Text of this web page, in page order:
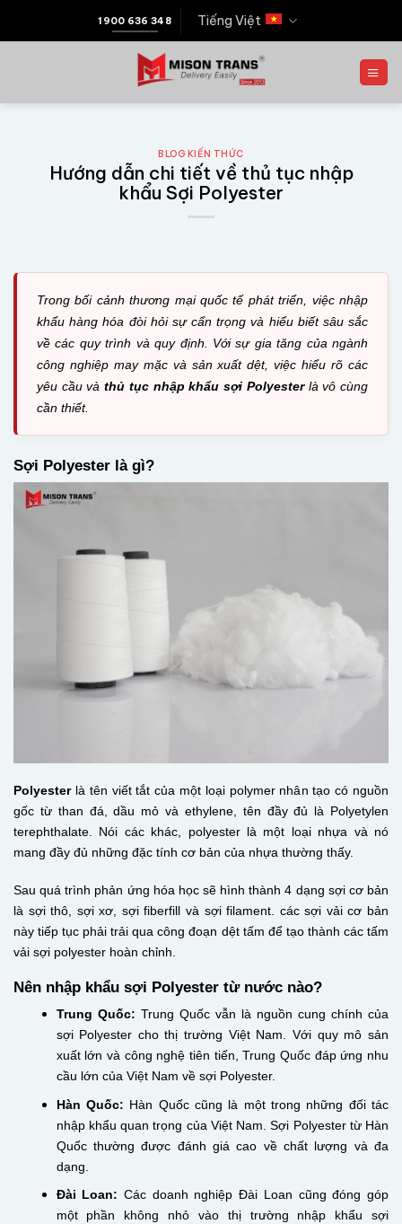
1900 636 348 Tiếng Việt
BLOG KIẾN THỨC
Hướng dẫn chi tiết về thủ tục nhập
khẩu Sợi Polyester
Trong bối cảnh thương mại quốc tế phát triển, việc nhập
khẩu hàng hóa đòi hỏi sự cẩn trọng và hiểu biết sâu sắc
về các quy trình và quy định. Với sự gia tăng của ngành
công nghiệp may mặc và sản xuất dệt, việc hiểu rõ các
yêu cầu vàthủ tục nhập khẩu sợi Polyesterlà vô cùng
cần thiết.
Sợi Polyester là gì?
Polyesterlà tên viết tắt của một loại polymer nhân tạo có nguồn
gốc từ than đá, dầu mỏ và ethylene, tên đầy đủ là Polyetylen
terephthalate. Nói các khác, polyester là một loại nhựa và nó
mang đầy đủ những đặc tính cơ bản của nhựa thường thấy.
Sau quá trình phản ứng hóa học sẽ hình thành 4 dạng sợi cơ bản
là sợi thô, sợi xơ, sợi fiberfill và sợi filament. các sợi vải cơ bản
này tiếp tục phải trải qua công đoạn dệt tấm để tạo thành các tấm
vải sợi polyester hoàn chỉnh.
Nên nhập khẩu sợi Polyester từ nước nào?
Trung Quốc: Trung Quốc vẫn là nguồn cung chính của
sợi Polyester cho thị trường Việt Nam. Với quy mô sản
xuất lớn và công nghệ tiên tiến, Trung Quốc đáp ứng nhu
cầu lớn của Việt Nam về sợi Polyester.
Hàn Quốc: Hàn Quốc cũng là một trong những đối tác
nhập khẩu quan trọng của Việt Nam. Sợi Polyester từ Hàn
Quốc thường được đánh giá cao về chất lượng và đa
dạng.
Đài Loan: Các doanh nghiệp Đài Loan cũng đóng góp
một phần không nhỏ vào thị trường nhập khẩu sợi